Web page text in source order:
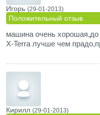
Игорь (29-01-2013)
Положительный отзыв
машина очень хорошая,до
X-Terra лучше чем
Кирилл (29-01-2013)